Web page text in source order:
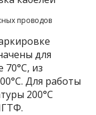
проводов
для
из
Для работы
200°C